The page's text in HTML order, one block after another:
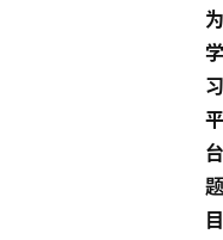
为
学
习
平
台
题
目